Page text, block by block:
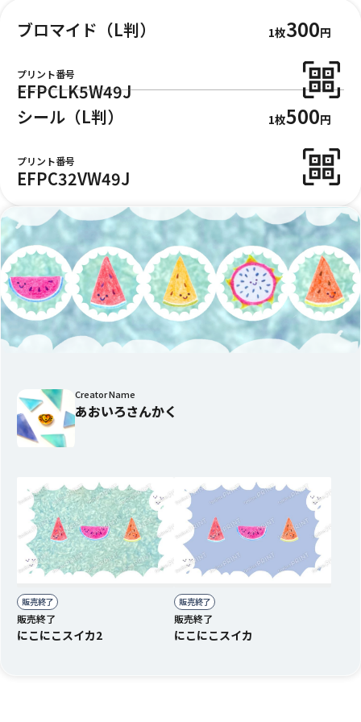
ブロマイド（L判） 1枚300円
プリント番号
EFPCLK5W49J
シール（L判）
1枚500円
プリント番号
EFPC32VW49J
Creator Name
あおいろさんかく
販売終了
販売終了
にこにこスイカ2
販売終了
販売終了
にこにこスイカ